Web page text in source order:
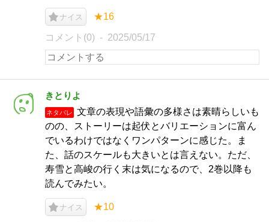
ナイス ★16
コメント(0) 2025/05/17
きとりよ
ネタバレ
文章の表現や語彙の多様さは素晴らしいも
のの、ストーリーは起伏とバリエーションに富ん
でいるわけではなくワンパターンに感じた。ま
た、話のスケールも大きいとは言えない。ただ、
寿雪と高峻の行く末は気になるので、2巻以降も
読んでみたい。
ナイス ★10